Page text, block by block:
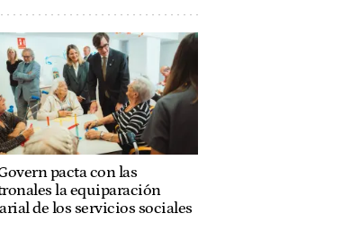
pacta con las
la equiparación
de los servicios sociales